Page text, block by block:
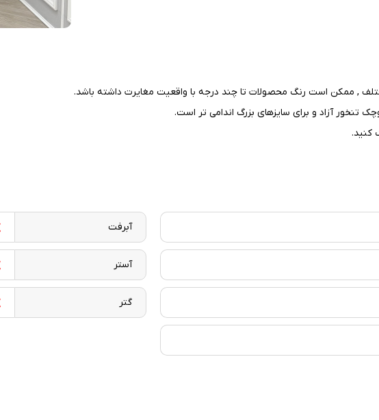
, ممکن است رنگ محصولات تا چند درجه با واقعیت مغایرت داشته باشد.
تنخور آزاد و برای سایزهای بزرگ اندامی تر است.
کنید.
آبرفت
آستر
گتر